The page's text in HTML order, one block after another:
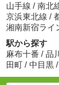
山手線 / 南北
京浜東北線 /
湘南新宿ライ
駅から探す
麻布十番 / 品川
田町 / 中目黒 /